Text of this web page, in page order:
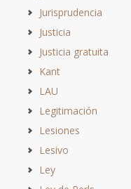
Jurisprudencia
Justicia
Justicia gratuita
Kant
LAU
Legitimación
Lesiones
Lesivo
Ley